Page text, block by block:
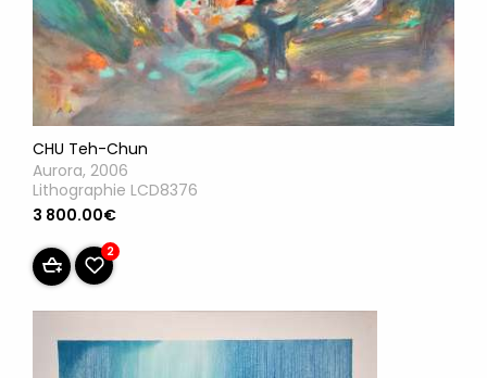
CHU Teh-Chun
Aurora, 2006
Lithographie LCD8376
3 800.00€
2